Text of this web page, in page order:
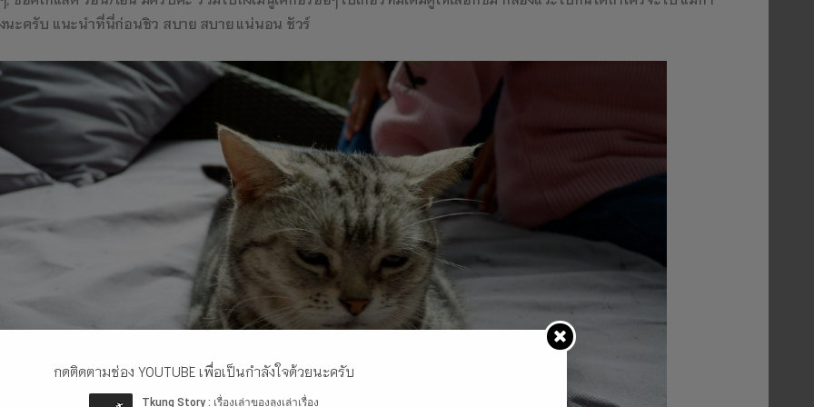
นะครับ แนะนำที่นี่ก่อนชิว สบาย สบาย แน่นอน ชัวร์
กดติดตามช่อง YOUTUBE เพื่อเป็นกำลังใจด้วยนะครับ